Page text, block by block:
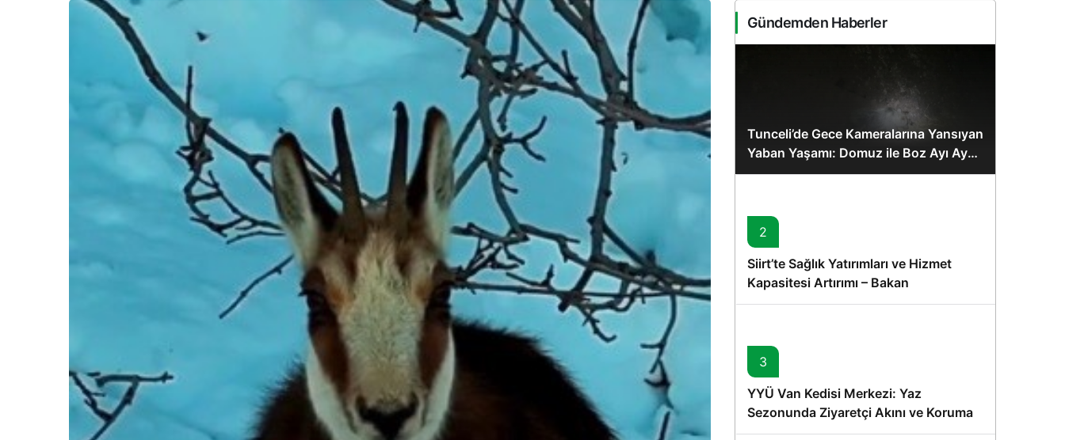
Sistem Modu
Sistem modunu seçin.
Gündemden Haberler
Tunceli’de Gece Kameralarına Yansıyan
Yaban Yaşamı: Domuz ile Boz Ayı Aynı
Karede
2
Siirt’te Sağlık Yatırımları ve Hizmet
Kapasitesi Artırımı – Bakan
Memişoğlu’nun Ziyareti
3
YYÜ Van Kedisi Merkezi: Yaz
Sezonunda Ziyaretçi Akını ve Koruma
Vurgusu